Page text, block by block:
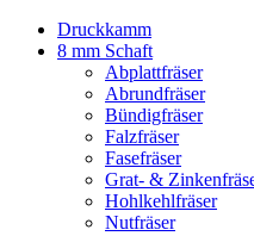
Druckkamm
8 mm Schaft
Abplattfräser
Abrundfräser
Bündigfräser
Falzfräser
Fasefräser
Grat- &
Hohlkehlfräser
Nutfräser